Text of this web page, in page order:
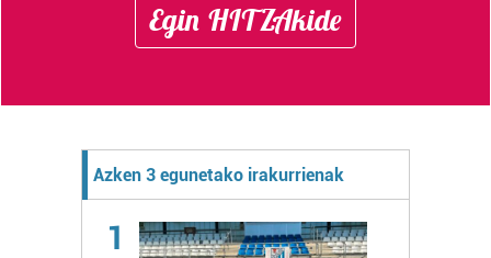
Egin HITZAkide
Azken 3 egunetako irakurrienak
1